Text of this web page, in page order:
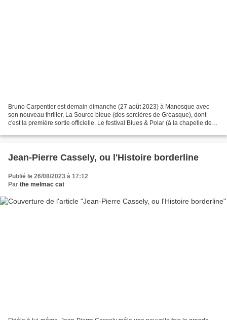
Bruno Carpentier est demain dimanche (27 août 2023) à Manosque avec
son nouveau thriller, La Source bleue (des sorcières de Gréasque), dont
c'est la première sortie officielle. Le festival Blues & Polar (à la chapelle de
Jean-Pierre Cassely, ou l'Histoire borderline
Publié le 26/08/2023 à 17:12
Par the melmac cat